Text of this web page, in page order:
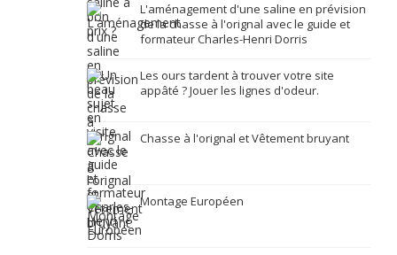
L'aménagement d'une saline en prévision
de la chasse à l'orignal avec le guide et
formateur Charles-Henri Dorris
Les ours tardent à trouver votre site
appâté ? Jouer les lignes d'odeur.
Chasse à l'orignal et Vêtement bruyant
Montage Européen